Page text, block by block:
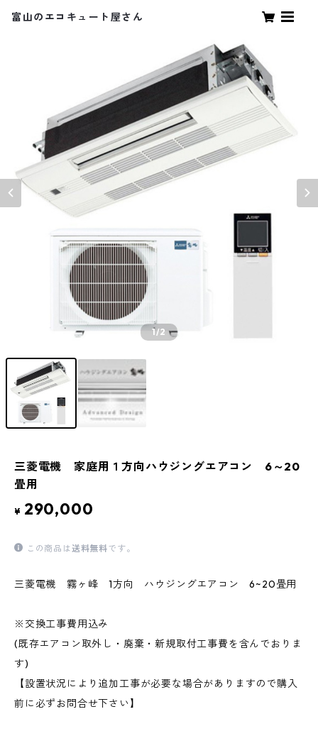
富山のエコキュート屋さん
1/2
三菱電機 家庭用１方向ハウジングエアコン 6～20
畳用
¥ 290,000
この商品は送料無料です。
三菱電機 霧ヶ峰 1方向 ハウジングエアコン 6~20畳用
※交換工事費用込み
(既存エアコン取外し・廃棄・新規取付工事費を含んでおりま
す)
【設置状況により追加工事が必要な場合がありますので購入
前に必ずお問合せ下さい】